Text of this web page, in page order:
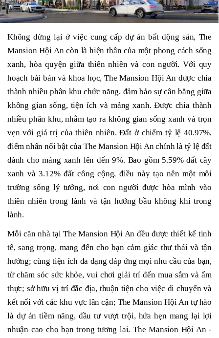
Không dừng lại ở việc cung cấp dự án bất động sản, The
Mansion Hội An còn là hiện thân của một phong cách sống
xanh, hòa quyện giữa thiên nhiên và con người. Với quy
hoạch bài bản và khoa học, The Mansion Hội An được chia
thành nhiều phân khu chức năng, đảm bảo sự cân bằng giữa
không gian sống, tiện ích và mảng xanh. Được chia thành
nhiều phân khu, nhằm tạo ra không gian sống xanh và trọn
vẹn với giá trị của thiên nhiên. Đất ở chiếm tỷ lệ 40.97%,
điểm nhấn nổi bật của The Mansion Hội An chính là tỷ lệ đất
dành cho mảng xanh lên đến 9%. Bao gồm 5.59% đất cây
xanh và 3.12% đất công cộng, điều này tạo nên một môi
trường sống lý tưởng, nơi con người được hòa mình vào
thiên nhiên trong lành và tận hưởng bầu không khí trong
lành.
Mỗi căn nhà tại The Mansion Hội An đều được thiết kế tinh
tế, sang trọng, mang đến cho bạn cảm giác thư thái và tận
hưởng; cùng tiện ích đa dạng đáp ứng mọi nhu cầu của bạn,
từ chăm sóc sức khỏe, vui chơi giải trí đến mua sắm và ẩm
thực; sở hữu vị trí đắc địa, thuận tiện cho việc di chuyển và
kết nối với các khu vực lân cận; The Mansion Hội An tự hào
là dự án tiềm năng, đầu tư vượt trội, hứa hẹn mang lại lợi
nhuận cao cho bạn trong tương lai. The Mansion Hội An -